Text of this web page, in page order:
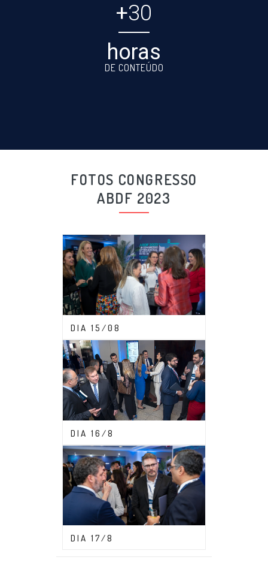
+30
horas
DE CONTEÚDO
FOTOS CONGRESSO
ABDF 2023
DIA 15/08
CONGRESSO ABDF 2023
DIA 16/8
CONGRESSO ABDF 2023
DIA 17/8
CONGRESSO ABDF 2023